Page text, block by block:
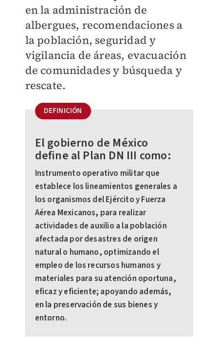
en la administración de
albergues, recomendaciones a
la población, seguridad y
vigilancia de áreas, evacuación
de comunidades y búsqueda y
rescate.
DEFINICIÓN
El gobierno de México
define al Plan DN III como:
Instrumento operativo militar que
establece los lineamientos generales a
los organismos del Ejército y Fuerza
Aérea Mexicanos, para realizar
actividades de auxilio a la población
afectada por desastres de origen
natural o humano, optimizando el
empleo de los recursos humanos y
materiales para su atención oportuna,
eficaz y eficiente; apoyando además,
en la preservación de sus bienes y
entorno.